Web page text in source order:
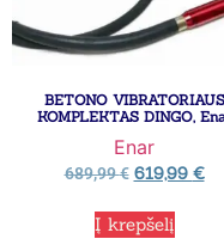
BETONO VIBRATORIAUS
KOMPLEKTAS DINGO,
Enar
689,99€ 619,99 €
Į krepšelį